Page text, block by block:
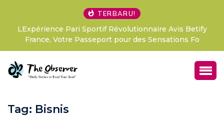
TERBARU!
LExpérience Pari Sportif Révolutionnaire Avis Betify
France, Votre Passeport pour des Sensations Fo
Tag: Bisnis